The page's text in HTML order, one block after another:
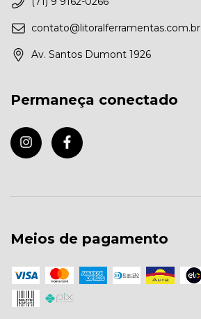
contato@litoralferramentas.com.br
Av. Santos Dumont 1926
Permaneça conectado
Meios de pagamento